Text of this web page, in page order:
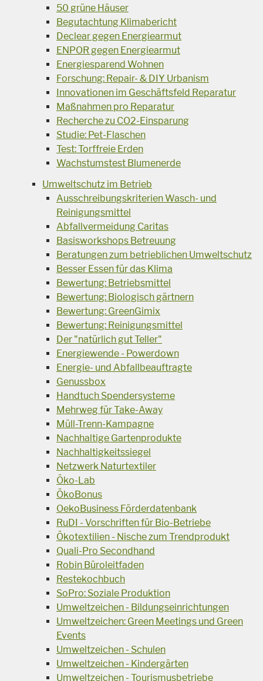
50 grüne Häuser
Begutachtung Klimabericht
Declear gegen Energiearmut
ENPOR gegen Energiearmut
Energiesparend Wohnen
Forschung: Repair- & DIY Urbanism
Innovationen im Geschäftsfeld Reparatur
Maßnahmen pro Reparatur
Recherche zu CO2-Einsparung
Studie: Pet-Flaschen
Test: Torffreie Erden
Wachstumstest Blumenerde
Umweltschutz im Betrieb
Ausschreibungskriterien Wasch- und
Reinigungsmittel
Abfallvermeidung Caritas
Basisworkshops Betreuung
Beratungen zum betrieblichen Umweltschutz
Besser Essen für das Klima
Bewertung: Betriebsmittel
Bewertung: Biologisch gärtnern
Bewertung: GreenGimix
Bewertung: Reinigungsmittel
Der "natürlich gut Teller"
Energiewende - Powerdown
Energie- und Abfallbeauftragte
Genussbox
Handtuch Spendersysteme
Mehrweg für Take-Away
Müll-Trenn-Kampagne
Nachhaltige Gartenprodukte
Nachhaltigkeitssiegel
Netzwerk Naturtextiler
Öko-Lab
ÖkoBonus
OekoBusiness Förderdatenbank
RuDI - Vorschriften für Bio-Betriebe
Ökotextilien - Nische zum Trendprodukt
Quali-Pro Secondhand
Robin Büroleitfaden
Restekochbuch
SoPro: Soziale Produktion
Umweltzeichen - Bildungseinrichtungen
Umweltzeichen: Green Meetings und Green
Events
Umweltzeichen - Schulen
Umweltzeichen - Kindergärten
Umweltzeichen - Tourismusbetriebe